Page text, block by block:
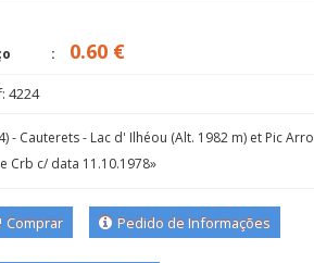
0.60 €
4224
- Cauterets - Lac d' Ilhéou (Alt. 1982 m) et Pic
Crb c/ data 11.10.1978»
Comprar Pedido de Informações